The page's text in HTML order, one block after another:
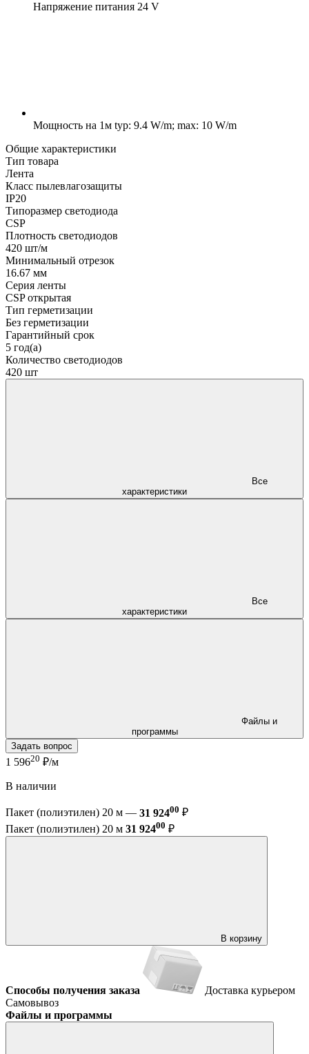
Напряжение питания 24 V
Мощность на 1м typ: 9.4 W/m; max: 10 W/m
Общие характеристики
Тип товара
Лента
Класс пылевлагозащиты
IP20
Типоразмер светодиода
CSP
Плотность светодиодов
420 шт/м
Минимальный отрезок
16.67 мм
Серия ленты
CSP открытая
Тип герметизации
Без герметизации
Гарантийный срок
5 год(а)
Количество светодиодов
420 шт
характеристики
характеристики
программы
Задать вопрос
1 59620 ₽/м
В наличии
Пакет (полиэтилен) 20 м — 31 92400 ₽
Пакет (полиэтилен) 20 м 31 92400 ₽
В корзину
Способы получения заказа
Доставка курьером
Самовывоз
Файлы и программы